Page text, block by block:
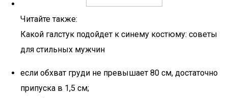
Читайте также:
Какой галстук подойдет к синему костюму: советы
для стильных мужчин
если обхват груди не превышает 80 см, достаточно
припуска в 1,5 см;